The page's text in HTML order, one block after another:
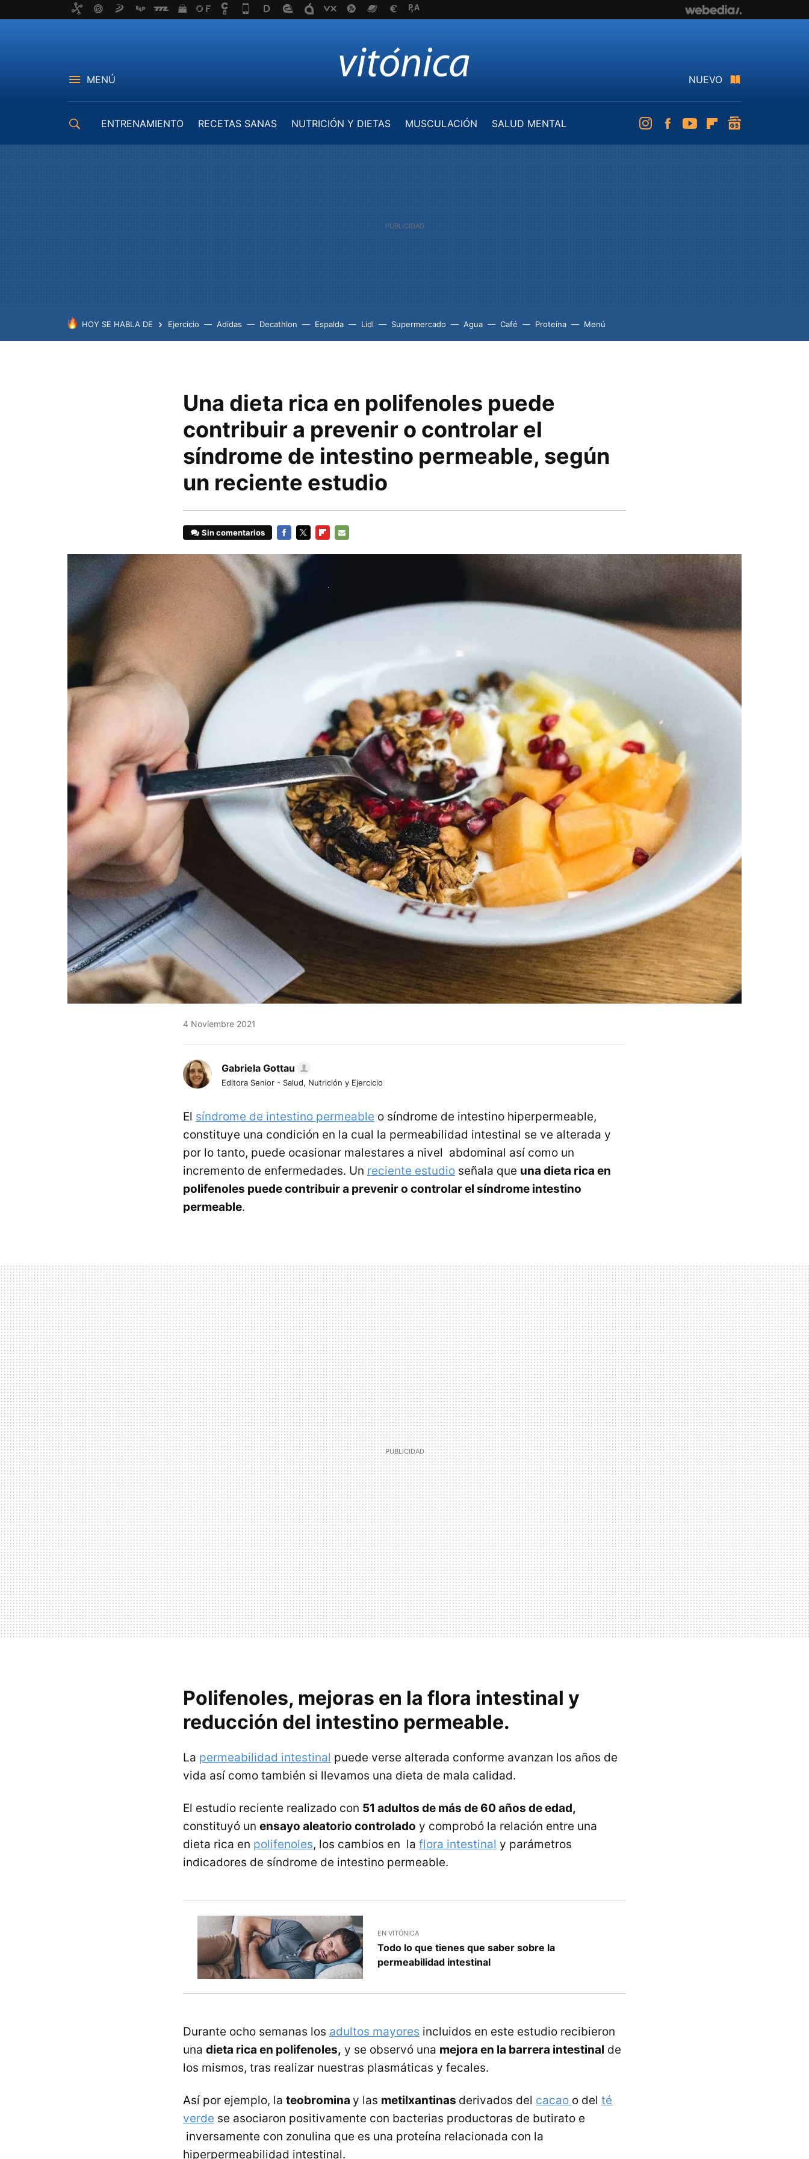
MENÚ NUEVO
ENTRENAMIENTO RECETAS SANAS NUTRICIÓN Y DIETAS MUSCULACIÓN
SALUD MENTAL
InstagramFacebookYoutubeFlipboard
HOY SE HABLA DE Ejercicio Adidas Decathlon Espalda Lidl Supermercado Agua Café Proteína Menú
Una dieta rica en polifenoles puede
contribuir a prevenir o controlar el
síndrome de intestino permeable, según
un reciente estudio
Sin comentarios
4 Noviembre 2021
Gabriela Gottau
Editora Senior - Salud, Nutrición y Ejercicio
El síndrome de intestino permeable o síndrome de intestino hiperpermeable,
constituye una condición en la cual la permeabilidad intestinal se ve alterada y
por lo tanto, puede ocasionar malestares a nivel abdominal así como un
incremento de enfermedades. Un reciente estudio señala que una dieta rica en
polifenoles puede contribuir a prevenir o controlar el síndrome intestino
permeable.
Polifenoles, mejoras en la flora intestinal y
reducción del intestino permeable.
La permeabilidad intestinal puede verse alterada conforme avanzan los años de
vida así como también si llevamos una dieta de mala calidad.
El estudio reciente realizado con 51 adultos de más de 60 años de edad,
constituyó un ensayo aleatorio controlado y comprobó la relación entre una
dieta rica en polifenoles, los cambios en la flora intestinal y parámetros
indicadores de síndrome de intestino permeable.
EN VITÓNICA
Todo lo que tienes que saber sobre la
permeabilidad intestinal
Durante ocho semanas los adultos mayores incluidos en este estudio recibieron
una dieta rica en polifenoles, y se observó una mejora en la barrera intestinal de
los mismos, tras realizar nuestras plasmáticas y fecales.
Así por ejemplo, la teobromina y las metilxantinas derivados del cacao o del té
verde se asociaron positivamente con bacterias productoras de butirato e
inversamente con zonulina que es una proteína relacionada con la
hiperpermeabilidad intestinal.